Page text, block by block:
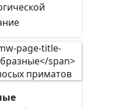
отряд